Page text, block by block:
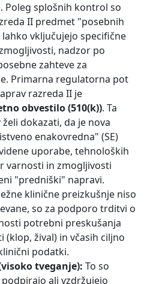
Poleg splošnih kontrol so
II predmet "posebnih
vključujejo specifične
nadzor po
zahteve za
Primarna regulatorna pot
razreda II je
obvestilo (510(k)). Ta
dokazati, da je nova
enakovredna" (SE)
uporabe, tehnoloških
varnosti in zmogljivosti
"predniški" napravi.
klinične preizkušnje niso
so za podporo trditvi o
potrebni preskušanja
(klop, žival) in včasih ciljno
podatki.
tveganje): To so
ali vzdržujejo